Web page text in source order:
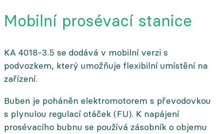
Mobilní prosévací stanice
KA 4018-3.5 se dodává v mobilní verzi s
podvozkem, který umožňuje flexibilní umístění na
zařízení.
Buben je poháněn elektromotorem s převodovkou
s plynulou regulací otáček (FU). K napájení
prosévacího bubnu se používá zásobník o objemu